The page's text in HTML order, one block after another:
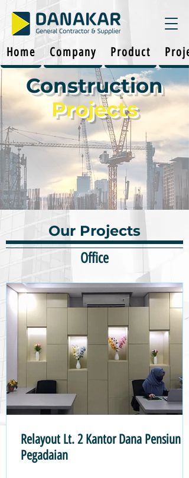
Home Company Product
Construction
Projects
Our Projects
Office
Relayout Lt. 2 Kantor Dana Pensiun
Pegadaian